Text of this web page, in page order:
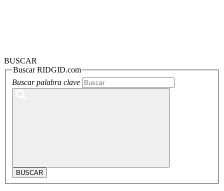
BUSCAR
Buscar RIDGID.com
Buscar palabra clave
BUSCAR